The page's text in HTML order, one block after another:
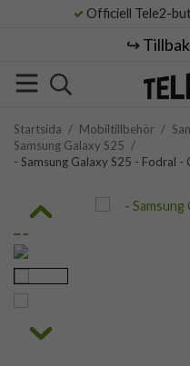
Officiell Tele2-
↪️
Startsida / Mobiltillbehör /
Samsung Galaxy S25 /
- Samsung Galaxy S25 - Fodral -